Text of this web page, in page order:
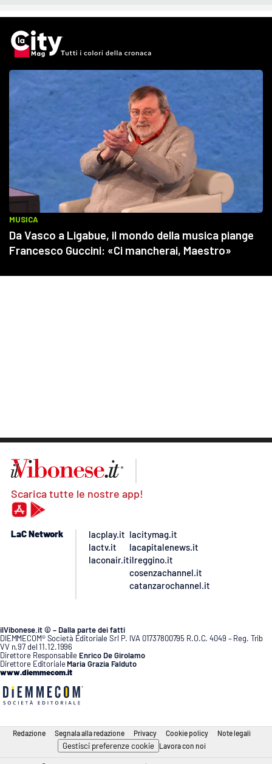
Scarica tutte le nostre app!
LaC Network
lacplay.it
lactv.it
laconair.it
lacitymag.it
lacapitalenews.it
ilreggino.it
cosenzachannel.it
catanzarochannel.it
ilVibonese.it © – Dalla parte dei fatti
DIEMMECOM® Società Editoriale Srl P. IVA 01737800795 R.O.C. 4049 – Reg. Trib
VV n.97 del 11.12.1996
Direttore Responsabile Enrico De Girolamo
Direttore Editoriale Maria Grazia Falduto
www.diemmecom.it
Redazione Segnala alla redazione Privacy Cookie policy Note legali
Gestisci preferenze cookie Lavora con noi